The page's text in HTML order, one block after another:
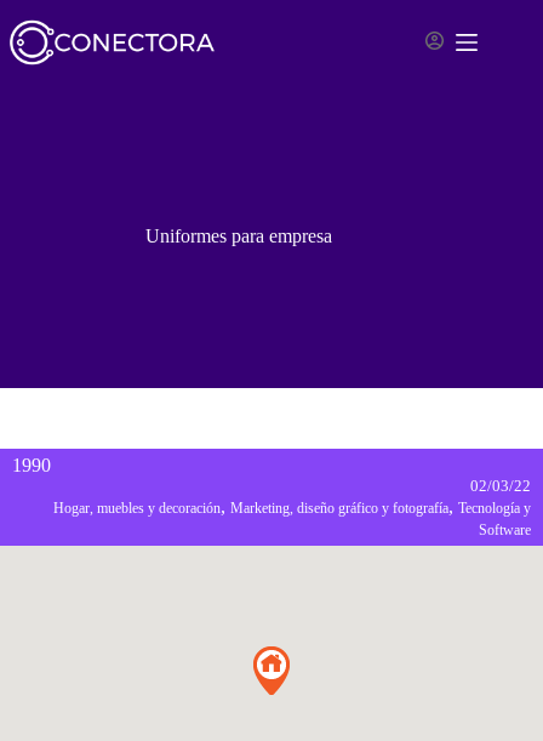
al
contenido
Uniformes para empresa
1990
02/03/22
Hogar, muebles y decoración, Marketing, diseño gráfico y fotografía, Tecnología y
Software